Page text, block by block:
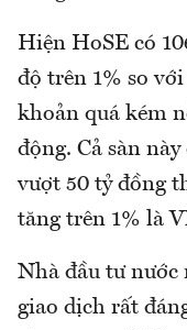
Hiện HoSE có
độ trên 1% so
khoản quá kém
động. Cả sàn
vượt 50 tỷ đồng
tăng trên 1% là
Nhà đầu tư nước
giao dịch rất